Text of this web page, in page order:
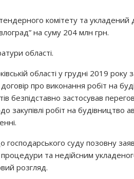
комітету та укладений
на суму 204 млн грн.
області.
області у грудні 2019 року
про виконання робіт на
безпідставно застосував
закупівлі робіт на будівництво
господарського суду позовну
та недійсним
розгляд.